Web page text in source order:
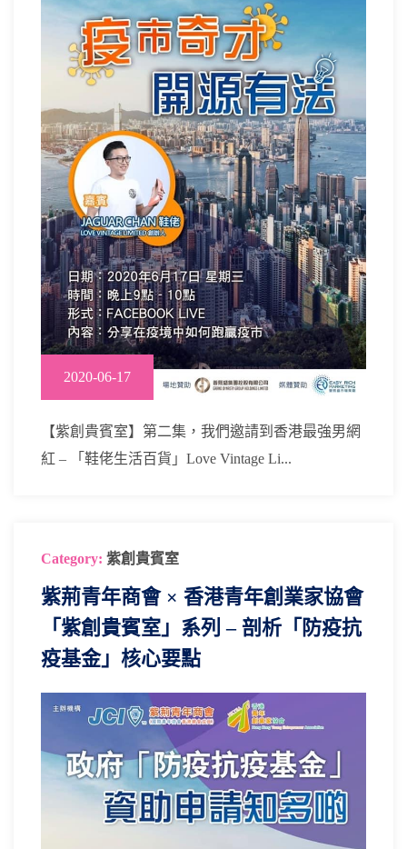
2020-06-17
【紫創貴賓室】第二集，我們邀請到香港最強男網
紅 – 「鞋佬生活百貨」Love Vintage Li...
Category: 紫創貴賓室
紫荊青年商會 × 香港青年創業家協會
「紫創貴賓室」系列 – 剖析「防疫抗
疫基金」核心要點